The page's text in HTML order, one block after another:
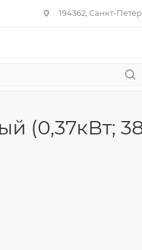
194362, Санкт-
(0,37кВт;